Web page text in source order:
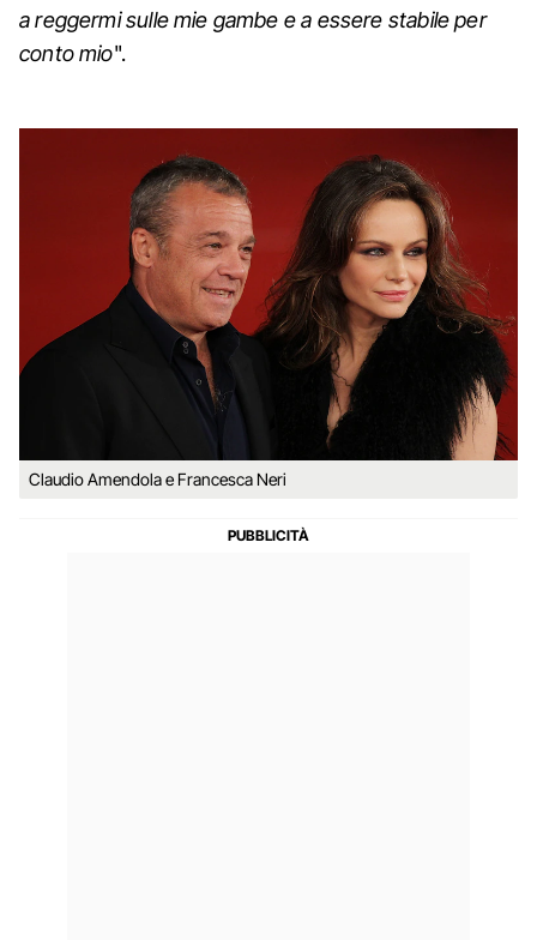
a reggermi sulle mie gambe e a essere stabile per
conto mio".
Claudio Amendola e Francesca Neri